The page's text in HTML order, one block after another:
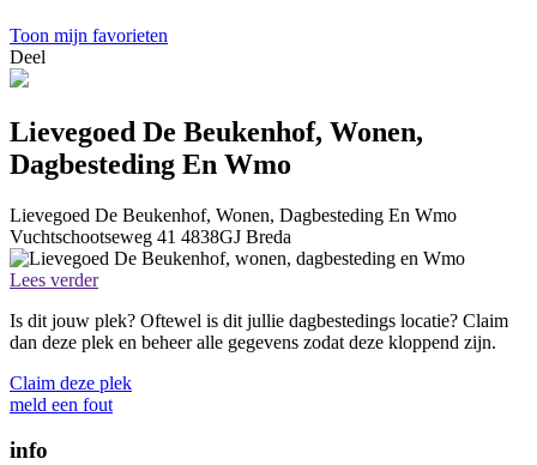
Toon mijn favorieten
Deel
Lievegoed De Beukenhof, Wonen,
Dagbesteding En Wmo
Lievegoed De Beukenhof, Wonen, Dagbesteding En Wmo
Vuchtschootseweg 41 4838GJ Breda
Lees verder
Is dit jouw plek? Oftewel is dit jullie dagbestedings locatie? Claim
dan deze plek en beheer alle gegevens zodat deze kloppend zijn.
Claim deze plek
meld een fout
info